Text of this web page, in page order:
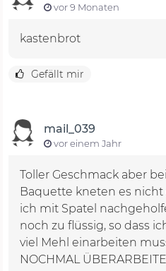
vor 9 Monaten
kastenbrot
Gefällt mir
mail_039
vor einem Jahr
Toller Geschmack aber
Baquette kneten es
ich mit Spatel
noch zu flüssig, so dass
viel Mehl einarbeiten
NOCHMAL